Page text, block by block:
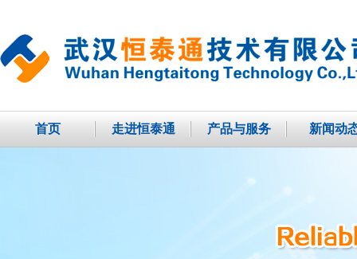
首页 走进恒泰通 产品与服务 新闻动